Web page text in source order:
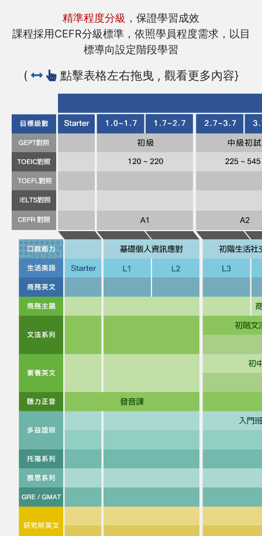
精準程度分級 ，保證學習成效
課程採用CEFR分級標準，依照學員程度需求，以目
標導向設定階段學習
( 點擊表格左右拖曳 , 觀看更多內容}